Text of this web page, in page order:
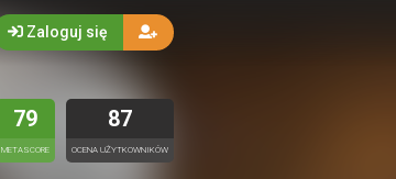
Zaloguj się
79
METASCORE
87
OCENA UŻYTKOWNIKÓW